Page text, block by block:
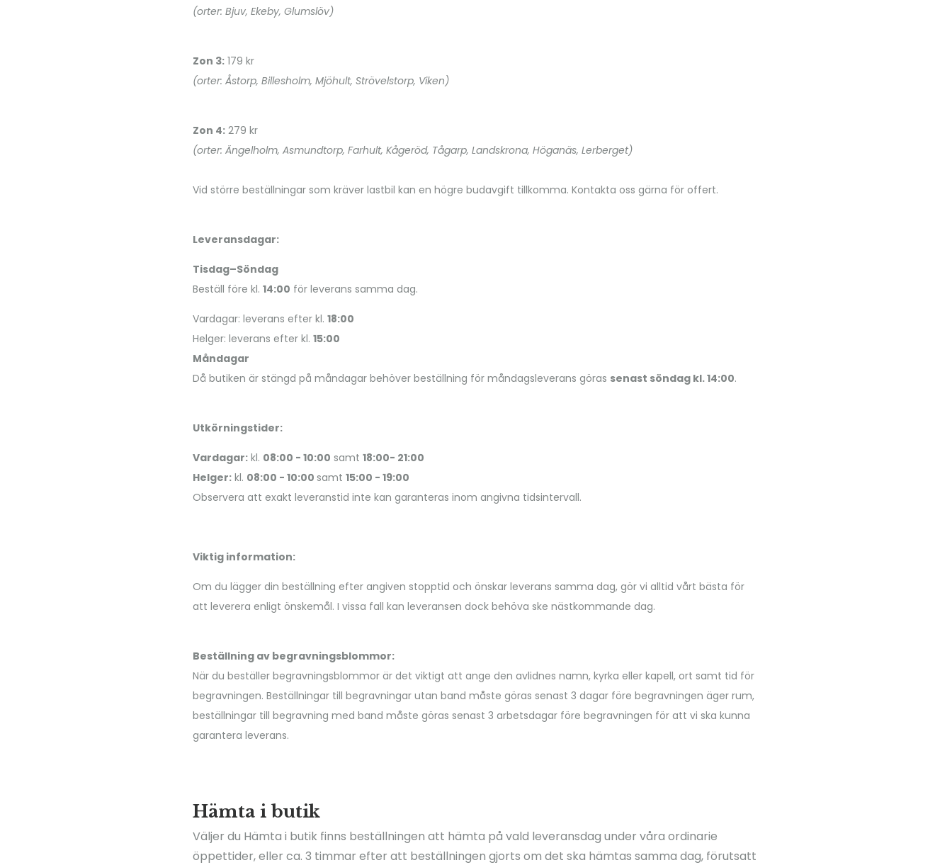
(orter: Bjuv, Ekeby, Glumslöv)
Zon 3: 179 kr
(orter: Åstorp, Billesholm, Mjöhult, Strövelstorp, Viken)
Zon 4: 279 kr
(orter: Ängelholm, Asmundtorp, Farhult, Kågeröd, Tågarp, Landskrona, Höganäs, Lerberget)
Vid större beställningar som kräver lastbil kan en högre budavgift tillkomma. Kontakta oss gärna för offert.
Leveransdagar:
Tisdag–Söndag
Beställ före kl. 14:00 för leverans samma dag.
Vardagar: leverans efter kl. 18:00
Helger: leverans efter kl. 15:00
Måndagar
Då butiken är stängd på måndagar behöver beställning för måndagsleverans göras senast söndag kl. 14:00.
Utkörningstider:
Vardagar: kl. 08:00 - 10:00 samt 18:00- 21:00
Helger: kl. 08:00 - 10:00 samt 15:00 - 19:00
Observera att exakt leveranstid inte kan garanteras inom angivna tidsintervall.
Viktig information:
Om du lägger din beställning efter angiven stopptid och önskar leverans samma dag, gör vi alltid vårt bästa för
att leverera enligt önskemål. I vissa fall kan leveransen dock behöva ske nästkommande dag.
Beställning av begravningsblommor:
När du beställer begravningsblommor är det viktigt att ange den avlidnes namn, kyrka eller kapell, ort samt tid för
begravningen. Beställningar till begravningar utan band måste göras senast 3 dagar före begravningen äger rum,
beställningar till begravning med band måste göras senast 3 arbetsdagar före begravningen för att vi ska kunna
garantera leverans.
Hämta i butik
Väljer du Hämta i butik finns beställningen att hämta på vald leveransdag under våra ordinarie
öppettider, eller ca. 3 timmar efter att beställningen gjorts om det ska hämtas samma dag, förutsatt